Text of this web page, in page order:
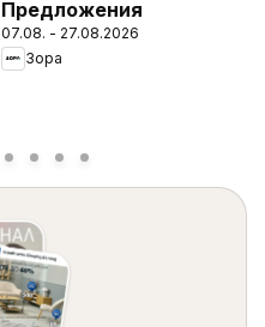
Предложения
07.08. - 27.08.2026
Зора